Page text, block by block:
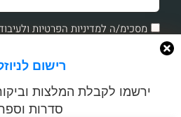
מסכימ/ה למדיניות הפרטיות
שליחה
השארת פרטים בטופס כפופה למדיניות
רישום
ירשמו לקבלת המלצות
סדרות